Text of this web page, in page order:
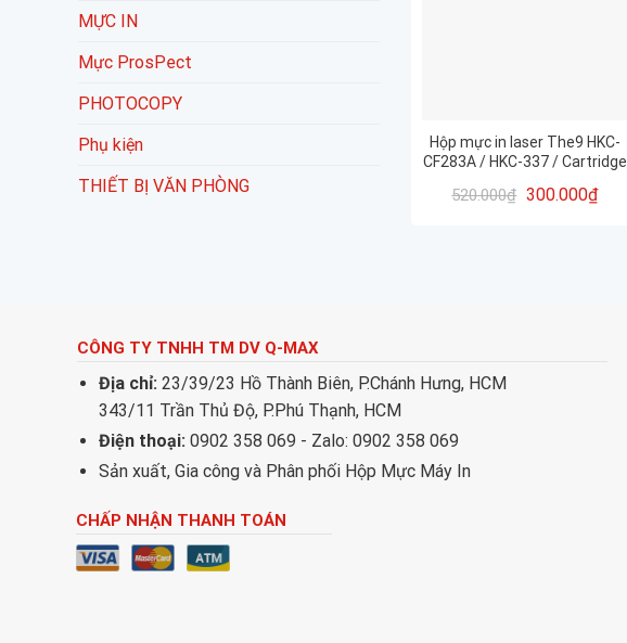
MỰC IN
Mực ProsPect
PHOTOCOPY
Phụ kiện
THIẾT BỊ VĂN PHÒNG
Hộp mực in laser The9 HKC-
CF283A / HKC-337 / Cartridge
520.000₫ 300.000₫
CÔNG TY TNHH TM DV Q-MAX
Địa chỉ: 23/39/23 Hồ Thành Biên, P.Chánh Hưng, HCM
343/11 Trần Thủ Độ, P.Phú Thạnh, HCM
Điện thoại: 0902 358 069 - Zalo: 0902 358 069
Sản xuất, Gia công và Phân phối Hộp Mực Máy In
CHẤP NHẬN THANH TOÁN